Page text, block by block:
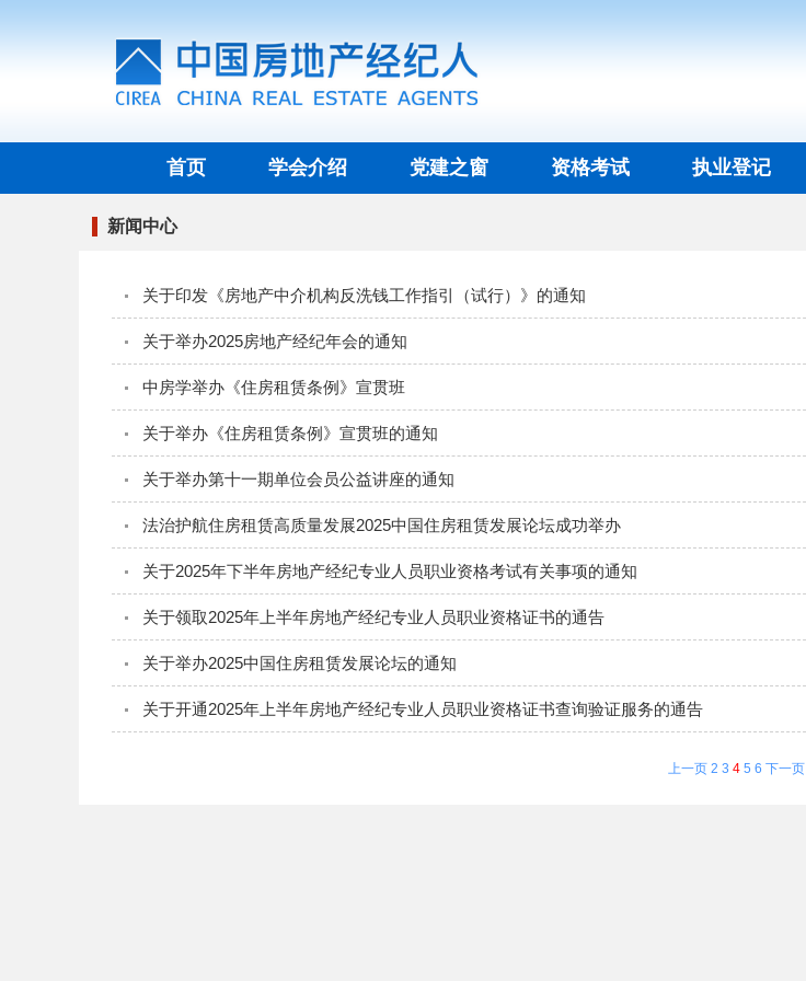
首页 学会介绍 党建之窗 资格考试 执业登记
新闻中心
关于印发《房地产中介机构反洗钱工作指引（试行）》的通知
关于举办2025房地产经纪年会的通知
中房学举办《住房租赁条例》宣贯班
关于举办《住房租赁条例》宣贯班的通知
关于举办第十一期单位会员公益讲座的通知
法治护航住房租赁高质量发展2025中国住房租赁发展论坛成功举办
关于2025年下半年房地产经纪专业人员职业资格考试有关事项的通知
关于领取2025年上半年房地产经纪专业人员职业资格证书的通告
关于举办2025中国住房租赁发展论坛的通知
关于开通2025年上半年房地产经纪专业人员职业资格证书查询验证服务的通告
上一页 2 3 4 5 6 下一页